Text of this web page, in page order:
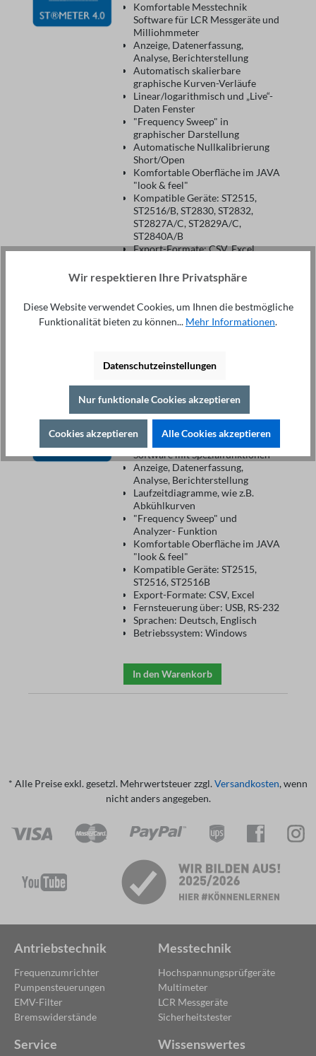
Komfortable Messtechnik
Software für LCR Messgeräte und
Milliohmmeter
Anzeige, Datenerfassung,
Analyse, Berichterstellung
Automatisch skalierbare
graphische Kurven-Verläufe
Linear/logarithmisch und „Live“-
Daten Fenster
"Frequency Sweep" in
graphischer Darstellung
Automatische Nullkalibrierung
Short/Open
Komfortable Oberfläche im JAVA
"look & feel"
Kompatible Geräte: ST2515,
ST2516/B, ST2830, ST2832,
ST2827A/C, ST2829A/C,
ST2840A/B
Export-Formate: CSV, Excel
Sprachen: Deutsch, Englisch
Betriebssystem: Windows
In den Warenkorb
ST®METER 3.0
Messgeräte Software
289,00 €*
Komfortable Messtechnik
Software mit Spezialfunktionen
Anzeige, Datenerfassung,
Analyse, Berichterstellung
Laufzeitdiagramme, wie z.B.
Abkühlkurven
"Frequency Sweep" und
Analyzer- Funktion
Komfortable Oberfläche im JAVA
"look & feel"
Kompatible Geräte: ST2515,
ST2516, ST2516B
Export-Formate: CSV, Excel
Fernsteuerung über: USB, RS-232
Sprachen: Deutsch, Englisch
Betriebssystem: Windows
In den Warenkorb
* Alle Preise exkl. gesetzl. Mehrwertsteuer zzgl. Versandkosten, wenn
nicht anders angegeben.
Antriebstechnik
Frequenzumrichter
Pumpensteuerungen
EMV-Filter
Bremswiderstände
Messtechnik
Hochspannungsprüfgeräte
Multimeter
LCR Messgeräte
Sicherheitstester
Service Wissenswertes
Wir respektieren Ihre Privatsphäre
Diese Website verwendet Cookies, um Ihnen die bestmögliche
Funktionalität bieten zu können... Mehr Informationen.
Datenschutzeinstellungen
Nur funktionale Cookies akzeptieren
Cookies akzeptieren Alle Cookies akzeptieren